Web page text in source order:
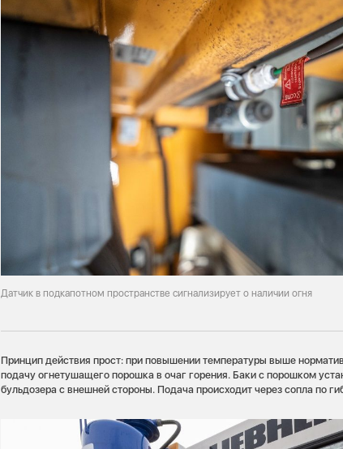
Датчик в подкапотном пространстве сигнализирует о наличии огня
Принцип действия прост: при повышении температуры выше
подачу огнетушащего порошка в очаг горения. Баки с порошком
бульдозера с внешней стороны. Подача происходит через сопла по